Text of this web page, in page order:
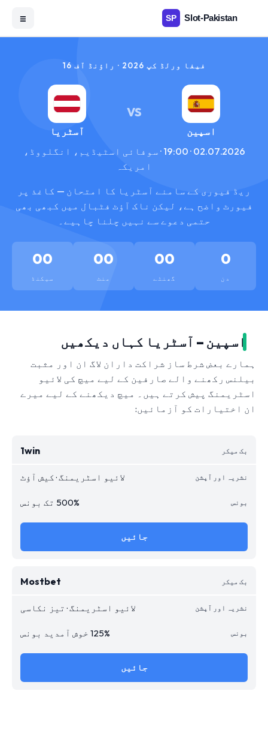
☰
فیفا ورلڈ کپ 2026 · راؤنڈ آف 16
اسپین
VS
آسٹریا
02.07.2026 · 19:00 · سوفائی اسٹیڈیم، انگلووڈ،
امریکہ
ریڈ فیوری کے سامنے آسٹریا کا امتحان — کاغذ پر
فیورٹ واضح ہے، لیکن ناک آؤٹ فٹبال میں کبھی بھی
حتمی دعوے سے نہیں چلنا چاہیے۔
0
دن
00
گھنٹے
00
منٹ
00
سیکنڈ
اسپین – آسٹریا کہاں دیکھیں
ہمارے بعض شرط ساز شراکت داران لاگ ان اور مثبت
بیلنس رکھنے والے صارفین کے لیے میچ کی لائیو
اسٹریمنگ پیش کرتے ہیں۔ میچ دیکھنے کے لیے میرے
ان اختیارات کو آزمائیں:
1win
لائیو اسٹریمنگ · کیش آؤٹ
500% تک بونس
جائیں
Mostbet
لائیو اسٹریمنگ · تیز نکاسی
125% خوش آمدید بونس
جائیں